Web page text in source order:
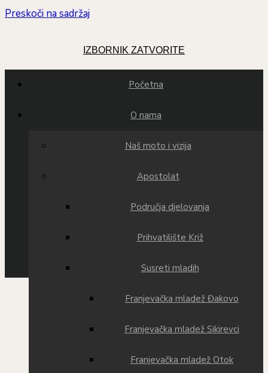
Preskoči na sadržaj
IZBORNIK ZATVORITE
Početna
O nama
Naš moto i vizija
Apostolat
Područja djelovanja
Prihvatilište Križ
Susreti mladih
Franjevačka mladež Đakovo
Franjevačka mladež Sikirevci
Franjevačka mladež Otok